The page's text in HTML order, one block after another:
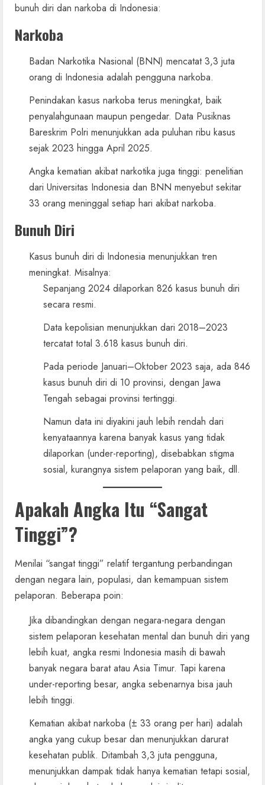
bunuh diri dan narkoba di Indonesia:
Narkoba
Badan Narkotika Nasional (BNN) mencatat 3,3 juta
orang di Indonesia adalah pengguna narkoba.
Penindakan kasus narkoba terus meningkat, baik
penyalahgunaan maupun pengedar. Data Pusiknas
Bareskrim Polri menunjukkan ada puluhan ribu kasus
sejak 2023 hingga April 2025.
Angka kematian akibat narkotika juga tinggi: penelitian
dari Universitas Indonesia dan BNN menyebut sekitar
33 orang meninggal setiap hari akibat narkoba.
Bunuh Diri
Kasus bunuh diri di Indonesia menunjukkan tren
meningkat. Misalnya:
Sepanjang 2024 dilaporkan 826 kasus bunuh diri
secara resmi.
Data kepolisian menunjukkan dari 2018–2023
tercatat total 3.618 kasus bunuh diri.
Pada periode Januari–Oktober 2023 saja, ada 846
kasus bunuh diri di 10 provinsi, dengan Jawa
Tengah sebagai provinsi tertinggi.
Namun data ini diyakini jauh lebih rendah dari
kenyataannya karena banyak kasus yang tidak
dilaporkan (under-reporting), disebabkan stigma
sosial, kurangnya sistem pelaporan yang baik, dll.
Apakah Angka Itu “Sangat
Tinggi”?
Menilai “sangat tinggi” relatif tergantung perbandingan
dengan negara lain, populasi, dan kemampuan sistem
pelaporan. Beberapa poin:
Jika dibandingkan dengan negara-negara dengan
sistem pelaporan kesehatan mental dan bunuh diri yang
lebih kuat, angka resmi Indonesia masih di bawah
banyak negara barat atau Asia Timur. Tapi karena
under-reporting besar, angka sebenarnya bisa jauh
lebih tinggi.
Kematian akibat narkoba (± 33 orang per hari) adalah
angka yang cukup besar dan menunjukkan darurat
kesehatan publik. Ditambah 3,3 juta pengguna,
menunjukkan dampak tidak hanya kematian tetapi sosial,